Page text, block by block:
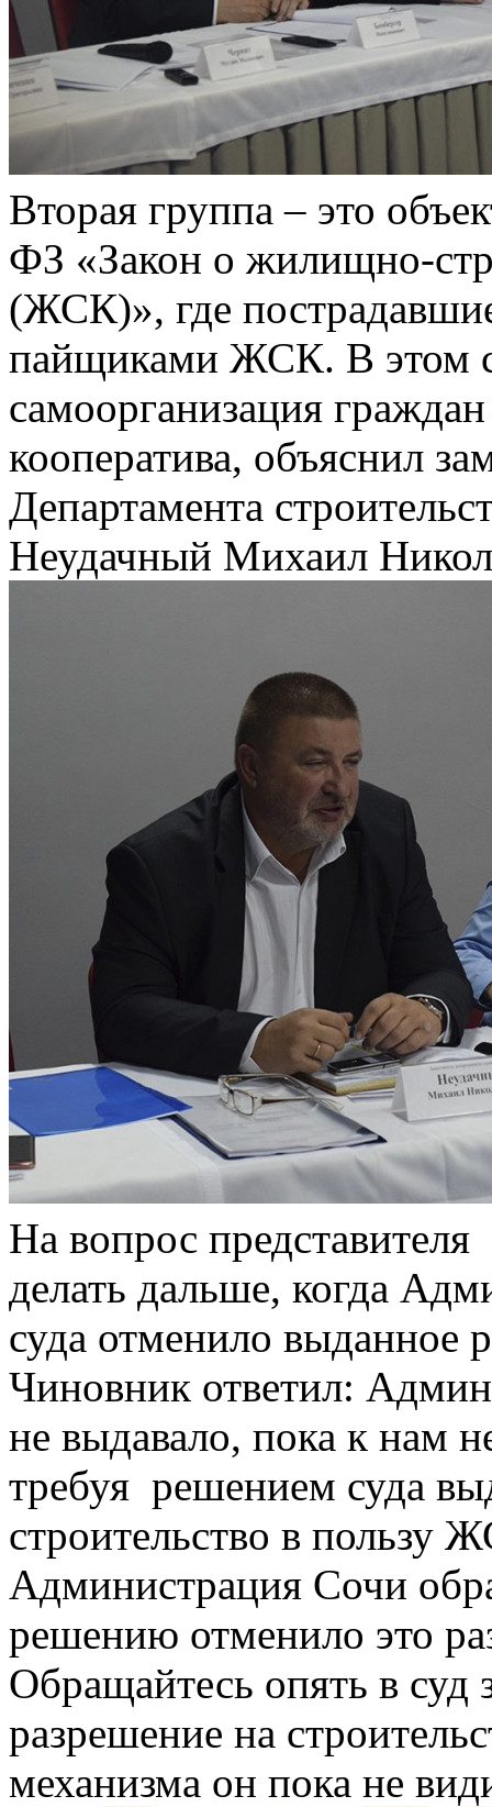
Вторая группа – это
ФЗ «Закон о жилищно-
(ЖСК)», где
пайщиками ЖСК. В этом
самоорганизация
кооператива, объяснил
Департамента
Неудачный Михаил
На вопрос
делать дальше, когда
суда отменило выданное
Чиновник ответил:
не выдавало, пока к нам
требуя решением суда
строительство в пользу
Администрация Сочи
решению отменило это
Обращайтесь опять в суд
разрешение на
механизма он пока не